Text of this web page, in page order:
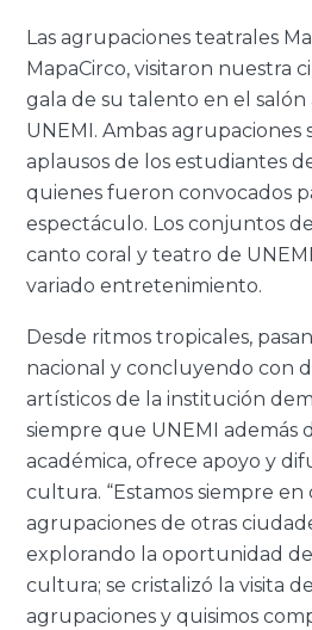
Las agrupaciones teatrales
MapaCirco, visitaron nuestra
gala de su talento en el
UNEMI. Ambas agrupaciones
aplausos de los estudiantes
quienes fueron convocados
espectáculo. Los conjuntos
canto coral y teatro de
variado entretenimiento.
Desde ritmos tropicales,
nacional y concluyendo con
artísticos de la institución
siempre que UNEMI además
académica, ofrece apoyo y
cultura. “Estamos siempre
agrupaciones de otras
explorando la oportunidad
cultura; se cristalizó la visita
agrupaciones y quisimos